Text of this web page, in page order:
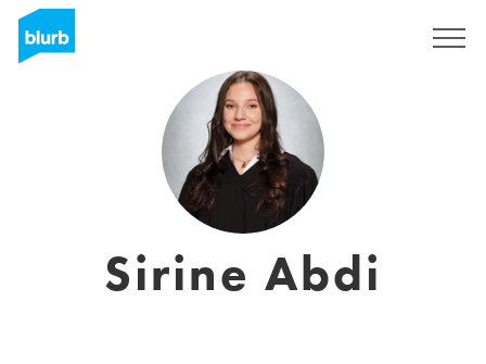
Sirine Abdi